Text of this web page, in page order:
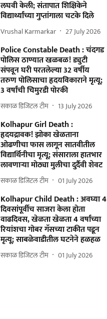
लघवी केली; संतापात शिक्षिकेने
विद्यार्थ्यांच्या गुप्तांगाला चटके दिले
Vrushal Karmarkar 27 July 2026
Police Constable Death : चंदगड
पोलिस ठाण्यात खळबळ! ड्युटी
संपवून घरी परतलेल्या 32 वर्षीय
तरुण पोलिसाचा हृदयविकाराने मृत्यू;
3 वर्षांची चिमुरडी पोरकी
सकाळ डिजिटल टीम 13 July 2026
Kolhapur Girl Death :
हृदयद्रावक! झोका खेळताना
ओढणीचा फास लागून सातवीतील
विद्यार्थिनीचा मृत्यू; संसाराला हातभार
लावणाऱ्या मोठ्या मुलीचा दुर्दैवी शेवट
सकाळ डिजिटल टीम 01 July 2026
Kolhapur Child Death : अवघ्या 4
दिवसांपूर्वीच साजरा केला होता
वाढदिवस, खेळता खेळता 4 वर्षांच्या
रियांशचा गोबर गॅसच्या टाकीत पडून
मृत्यू; साबळेवाडीतील घटनेने हळहळ
सकाळ डिजिटल टीम 01 July 2026